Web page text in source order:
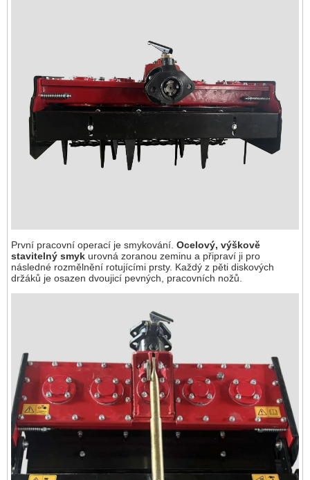
První pracovní operací je smykování. Ocelový, výškově
stavitelný smyk urovná zoranou zeminu a připraví ji pro
následné rozmělnění rotujícími prsty. Každý z pěti diskových
držáků je osazen dvoujicí pevných, pracovních nožů.